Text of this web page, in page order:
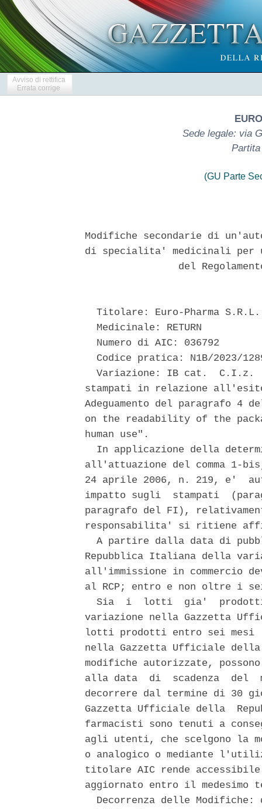
Avviso di rettifica
Errata corrige
Sede legale: via
Partita
(GU Parte
Modifiche secondarie di
di specialita' medicinali per
del
Titolare: Euro-Pharma
  Medicinale: RETURN
  Numero di AIC: 036792
Codice pratica: N1B/2023/
Variazione: IB cat.  C.I.z.
stampati in relazione all'esito
Adeguamento del paragrafo
on the readability of the
human use".
In applicazione della
all'attuazione del comma 1-
24 aprile 2006, n. 219, e'
impatto sugli  stampati
paragrafo del FI),
responsabilita' si ritiene
A partire dalla data di
Repubblica Italiana della
all'immissione in commercio
al RCP; entro e non oltre i
Sia  i  lotti  gia'
variazione nella Gazzetta
lotti prodotti entro sei mesi
nella Gazzetta Ufficiale
modifiche autorizzate,
alla data  di  scadenza  del
decorrere dal termine di 30
Gazzetta Ufficiale della
farmacisti sono tenuti a
agli utenti, che scelgono la
o analogico o mediante
titolare AIC rende
aggiornato entro il medesimo
Decorrenza delle Modifiche: